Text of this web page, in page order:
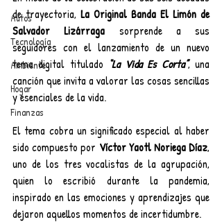
Autos
Tecnología
Ambiente
Hogar
Finanzas
de trayectoria, La Original Banda El Limón de
Salvador Lizárraga sorprende a sus
seguidores con el lanzamiento de un nuevo
tema digital titulado “La Vida Es Corta”, una
canción que invita a valorar las cosas sencillas
y esenciales de la vida.
El tema cobra un significado especial al haber
sido compuesto por Víctor Yaotl Noriega Díaz,
uno de los tres vocalistas de la agrupación,
quien lo escribió durante la pandemia,
inspirado en las emociones y aprendizajes que
dejaron aquellos momentos de incertidumbre.